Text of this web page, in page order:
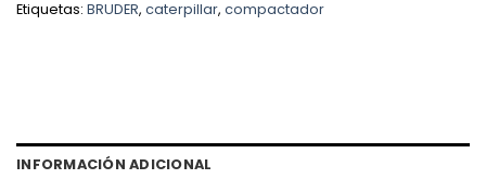
Etiquetas: BRUDER, caterpillar, compactador
INFORMACIÓN ADICIONAL